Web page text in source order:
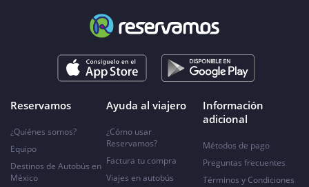
Reservamos
¿Quiénes somos?
Equipo
Destinos de Autobús en
México
Ayuda al viajero
¿Cómo usar
Reservamos?
Factura tu compra
Viajes en autobús
Información
adicional
Métodos de pago
Preguntas frecuentes
Términos y Condiciones